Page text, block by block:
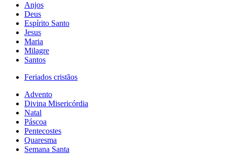
Anjos
Deus
Espírito Santo
Jesus
Maria
Milagre
Santos
Feriados cristãos
Advento
Divina Misericórdia
Natal
Páscoa
Pentecostes
Quaresma
Semana Santa